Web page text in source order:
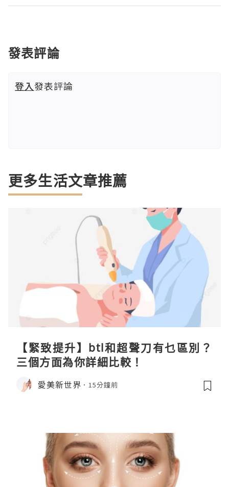
發表評論
登入發表評論
更多生活文章推薦
【緊致提升】btl和超聲刀有乜區別？
三個方面為你詳細比較！
愛美新世界 15分鐘前